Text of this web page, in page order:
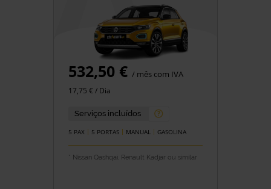
532,50 € / mês com IVA
17,75 € / Dia
Serviços incluídos
5 PAX 5 PORTAS MANUAL GASOLINA
* Nissan Qashqai, Renault Kadjar ou similar